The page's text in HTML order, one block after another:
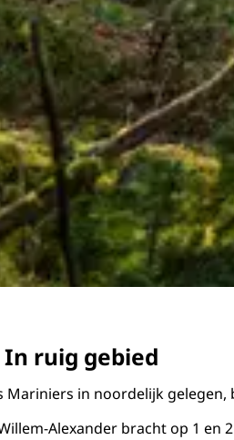
ruig gebied
Mariniers in noordelijk
Alexander bracht op 1